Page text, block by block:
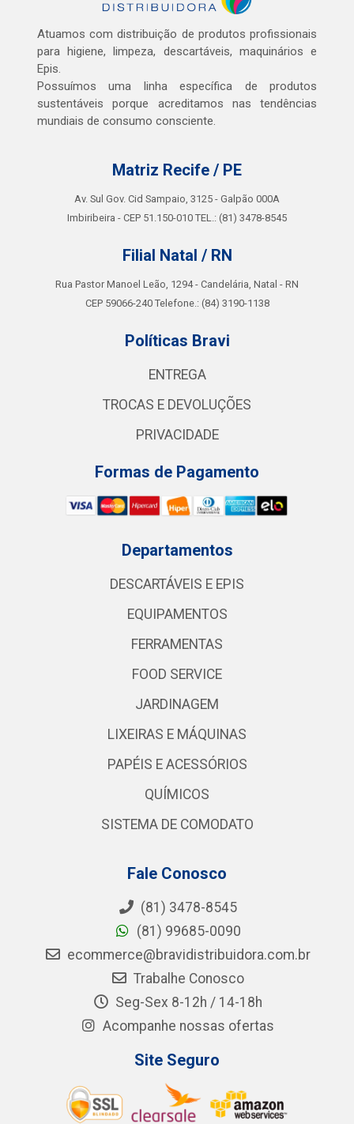
Atuamos com distribuição de produtos profissionais
para higiene, limpeza, descartáveis, maquinários e
Epis.
Possuímos uma linha específica de produtos
sustentáveis porque acreditamos nas tendências
mundiais de consumo consciente.
Matriz Recife / PE
Av. Sul Gov. Cid Sampaio, 3125 - Galpão 000A
Imbiribeira - CEP 51.150-010 TEL.: (81) 3478-8545
Filial Natal / RN
Rua Pastor Manoel Leão, 1294 - Candelária, Natal - RN
CEP 59066-240 Telefone.: (84) 3190-1138
Políticas Bravi
ENTREGA
TROCAS E DEVOLUÇÕES
PRIVACIDADE
Formas de Pagamento
Departamentos
DESCARTÁVEIS E EPIS
EQUIPAMENTOS
FERRAMENTAS
FOOD SERVICE
JARDINAGEM
LIXEIRAS E MÁQUINAS
PAPÉIS E ACESSÓRIOS
QUÍMICOS
SISTEMA DE COMODATO
Fale Conosco
(81) 3478-8545
(81) 99685-0090
ecommerce@bravidistribuidora.com.br
Trabalhe Conosco
Seg-Sex 8-12h / 14-18h
Acompanhe nossas ofertas
Site Seguro